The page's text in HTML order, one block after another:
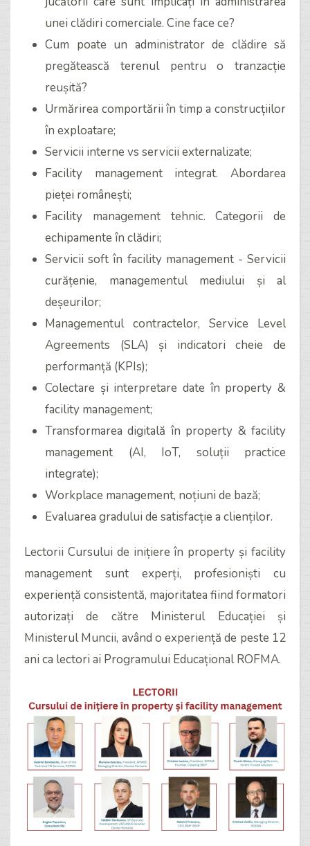
unei clădiri comerciale. Cine face ce?
Cum poate un administrator de clădire să
pregătească terenul pentru o tranzacție
reușită?
Urmărirea comportării în timp a construcțiilor
în exploatare;
Servicii interne vs servicii externalizate;
Facility management integrat. Abordarea
pieței românești;
Facility management tehnic. Categorii de
echipamente în clădiri;
Servicii soft în facility management - Servicii
curățenie, managementul mediului și al
deșeurilor;
Managementul contractelor, Service Level
Agreements (SLA) și indicatori cheie de
performanță (KPIs);
Colectare și interpretare date în property &
facility management;
Transformarea digitală în property & facility
management (AI, IoT, soluții practice
integrate);
Workplace management, noțiuni de bază;
Evaluarea gradului de satisfacție a clienților.
Lectorii Cursului de inițiere în property și facility
management sunt experți, profesioniști cu
experiență consistentă, majoritatea fiind formatori
autorizați de către Ministerul Educației și
Ministerul Muncii, având o experiență de peste 12
ani ca lectori ai Programului Educațional ROFMA.